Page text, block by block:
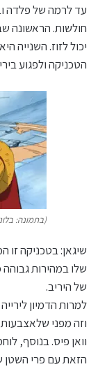
עד לרמה של פלדה
חולשות. הראשונה
יכול לזוז. השנייה
הטכניקה ולפגוע
(בתמונה:
שיגאן: בטכניקה
שלו במהירות
של היריב.
למרות הדמיון
וזה מפני
וואן פיס. בנוסף,
הזאת עם פרי השטן